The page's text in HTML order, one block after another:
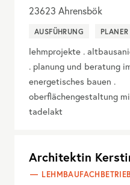
23623 Ahrensbök
AUSFÜHRUNG PLANER
lehmprojekte .
. planung und beratung
energetisches bauen .
oberflächengestaltung
tadelakt
Architektin